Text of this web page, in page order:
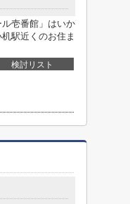
壱番館」はいか
駅近くのお住ま
検討リスト